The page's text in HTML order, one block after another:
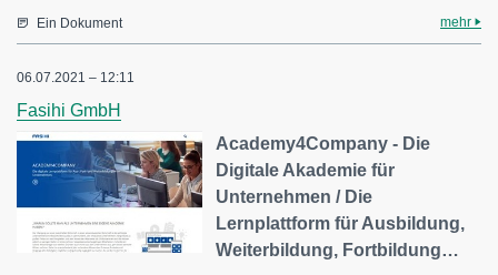
Ein Dokument mehr
06.07.2021 – 12:11
Fasihi GmbH
Academy4Company - Die
Digitale Akademie für
Unternehmen / Die
Lernplattform für Ausbildung,
Weiterbildung, Fortbildung…